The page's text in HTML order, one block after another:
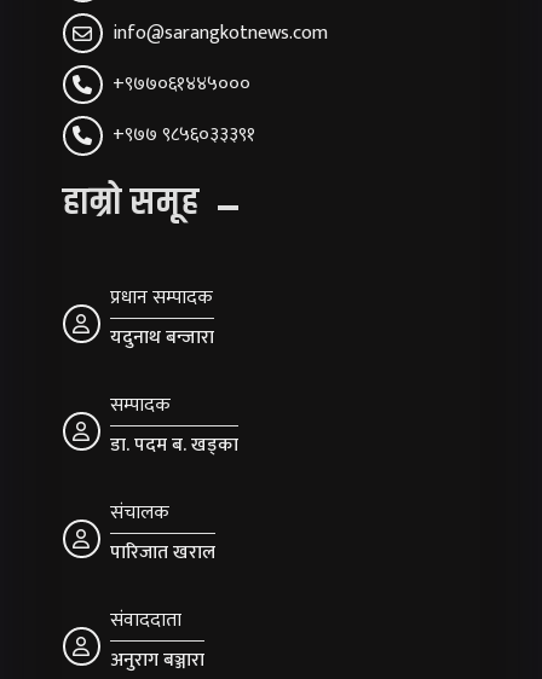
info@sarangkotnews.com
+९७७०६१४४५०००
+९७७ ९८५६०३३३९१
हाम्रो समूह
प्रधान सम्पादक
यदुनाथ बन्जारा
सम्पादक
डा. पदम ब. खड्का
संचालक
पारिजात खराल
संवाददाता
अनुराग बञ्जारा